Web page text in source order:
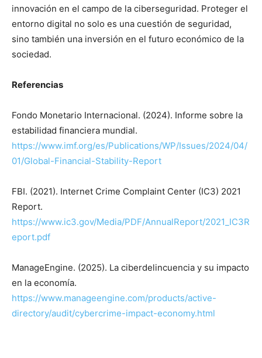
innovación en el campo de la ciberseguridad. Proteger el
entorno digital no solo es una cuestión de seguridad,
sino también una inversión en el futuro económico de la
sociedad.
Referencias
Fondo Monetario Internacional. (2024). Informe sobre la
estabilidad financiera mundial.
https://www.imf.org/es/Publications/WP/Issues/2024/04/
01/Global-Financial-Stability-Report
FBI. (2021). Internet Crime Complaint Center (IC3) 2021
Report.
https://www.ic3.gov/Media/PDF/AnnualReport/2021_IC3R
eport.pdf
ManageEngine. (2025). La ciberdelincuencia y su impacto
en la economía.
https://www.manageengine.com/products/active-
directory/audit/cybercrime-impact-economy.html